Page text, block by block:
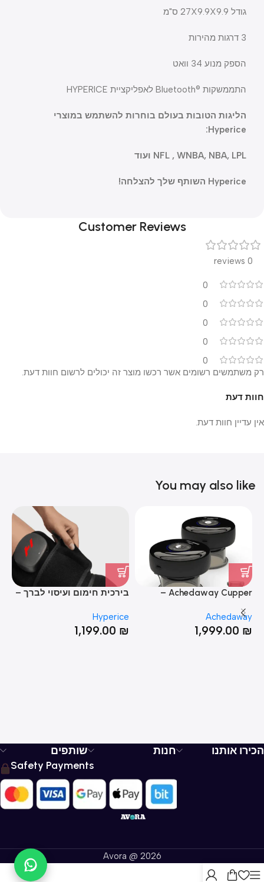
גודל 27X9.9X9.9 ס"מ
3 דרגות מהירות
הספק מנוע 34 וואט
התממשקות ®Bluetooth לאפליקציית HYPERICE
הליגות הטובות בעולם בוחרות להשתמש במוצרי
Hyperice:
NFL , WNBA, NBA, LPL ועוד
Hyperice השותף שלך להצלחה!
Customer Reviews
0 reviews
0
0
0
0
0
חוות דעת
אין עדיין חוות דעת.
רק משתמשים רשומים אשר רכשו מוצר זה יכולים לרשום חוות דעת.
You may also like
Achedaway Cupper –
רוח ועיסוי עמוק (זוג)
Achedaway
1,999.00 ₪
בירכית חימום ועיסוי לברך –
Hyperice
1,199.00 ₪
הכירו אותנו חנות
שותפים
Safety Payments
Avora @ 2026